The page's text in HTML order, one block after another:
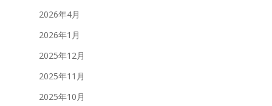
2026年4月
2026年1月
2025年12月
2025年11月
2025年10月